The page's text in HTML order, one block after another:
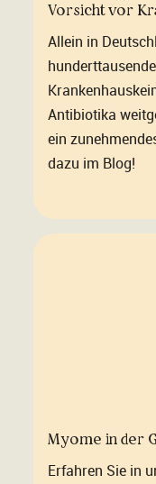
Vorsicht vor
Allein in
Antibiotika
ein
dazu im Blog!
Myome in der
Erfahren Sie in